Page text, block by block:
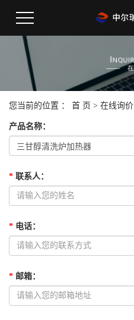
您当前的位置 ： 首 页 > 在线询价
产品名称：
* 联系人：
* 电话：
* 邮箱：